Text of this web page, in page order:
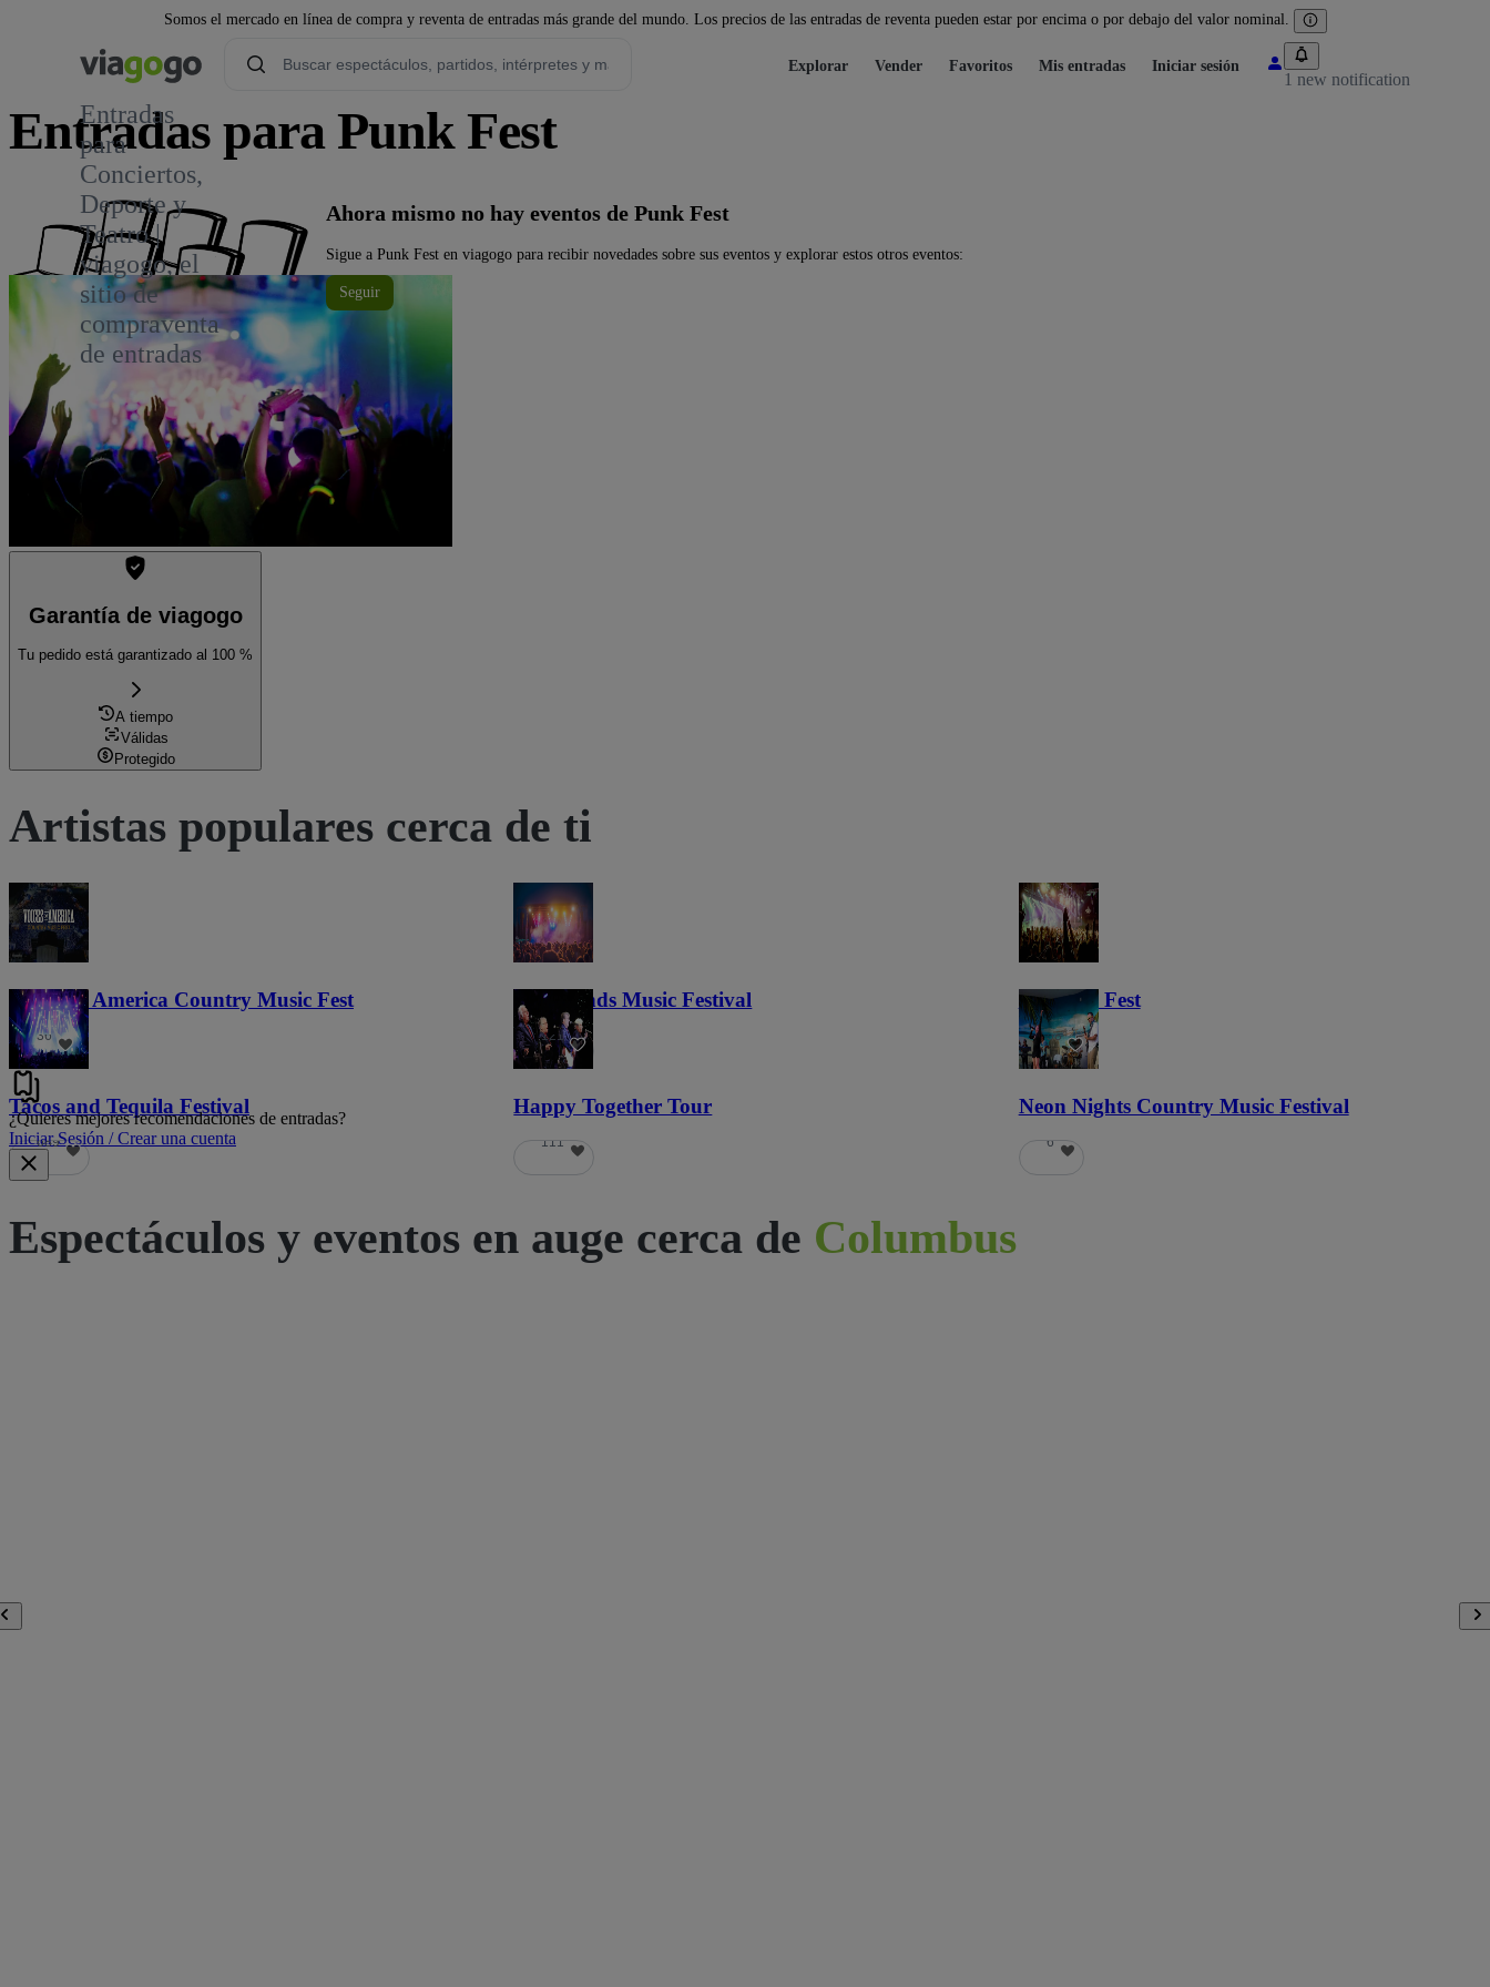
Somos el mercado en línea de compra y reventa de entradas más grande del mundo. Los precios de las entradas de reventa pueden estar por encima o por debajo del valor nominal.
Entradas
para
Conciertos,
Deporte y
Teatro |
viagogo, el
sitio de
compraventa
de entradas
Explorar Vender Favoritos Mis entradas Iniciar sesión
1 new notification
Entradas para Punk Fest
Ahora mismo no hay eventos de Punk Fest
Sigue a Punk Fest en viagogo para recibir novedades sobre sus eventos y explorar estos otros eventos:
Seguir
Garantía de viagogo
Tu pedido está garantizado al 100 %
A tiempo
Válidas
Protegido
Artistas populares cerca de ti
Voices of America Country Music Fest
36
Lost Lands Music Festival
121
Haunted Fest
58
Tacos and Tequila Festival
689
Happy Together Tour
111
Neon Nights Country Music Festival
6
¿Quieres mejores recomendaciones de entradas?
Iniciar Sesión / Crear una cuenta
Espectáculos y eventos en auge cerca de Columbus